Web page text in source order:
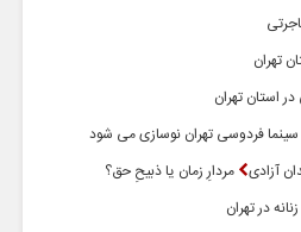
استان تهران
سینما فردوسی تهران نوسازی می شود
آزادی مردارِ زمان یا ذبیحِ حق؟
در تهران